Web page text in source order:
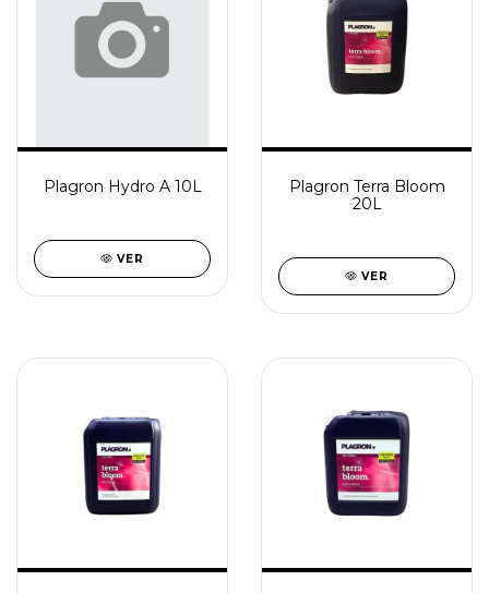
Plagron Hydro A 10L
VER
Plagron Terra Bloom
20L
VER